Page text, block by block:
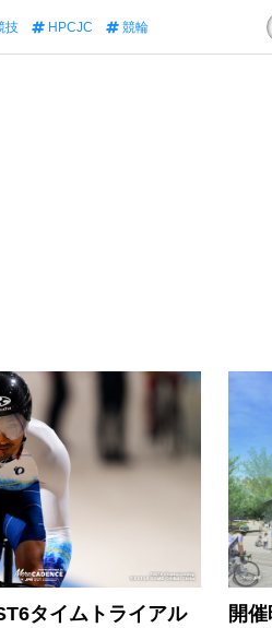
技 HPCJC 競輪
タイムトライアル
開